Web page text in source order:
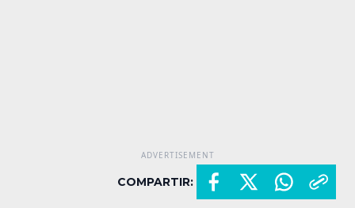
COMPARTIR: